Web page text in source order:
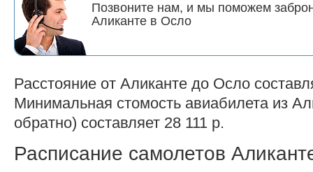
Позвоните нам, и мы поможем
Аликанте в Осло
Расстояние от Аликанте до Осло
Минимальная стомость авиабилета из
обратно) составляет 28 111 р.
Расписание самолетов